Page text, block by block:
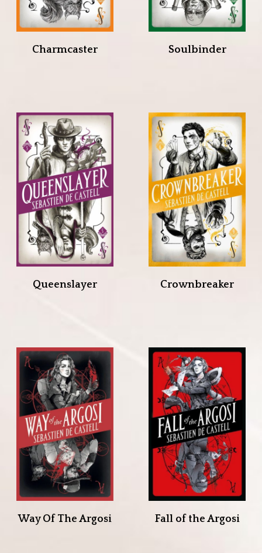
Charmcaster Soulbinder
Queenslayer Crownbreaker
Way Of The Argosi Fall of the Argosi